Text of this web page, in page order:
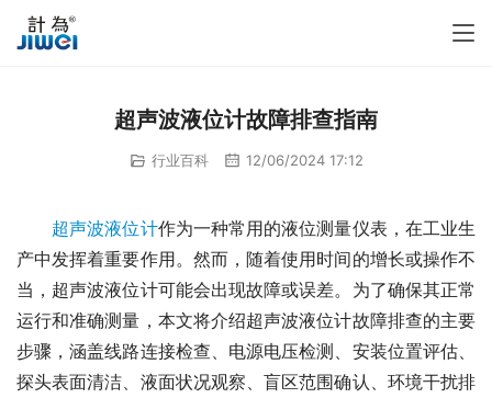
超声波液位计故障排查指南
行业百科 12/06/2024 17:12
超声波液位计作为一种常用的液位测量仪表，在工业生
产中发挥着重要作用。然而，随着使用时间的增长或操作不
当，超声波液位计可能会出现故障或误差。为了确保其正常
运行和准确测量，本文将介绍超声波液位计故障排查的主要
步骤，涵盖线路连接检查、电源电压检测、安装位置评估、
探头表面清洁、液面状况观察、盲区范围确认、环境干扰排